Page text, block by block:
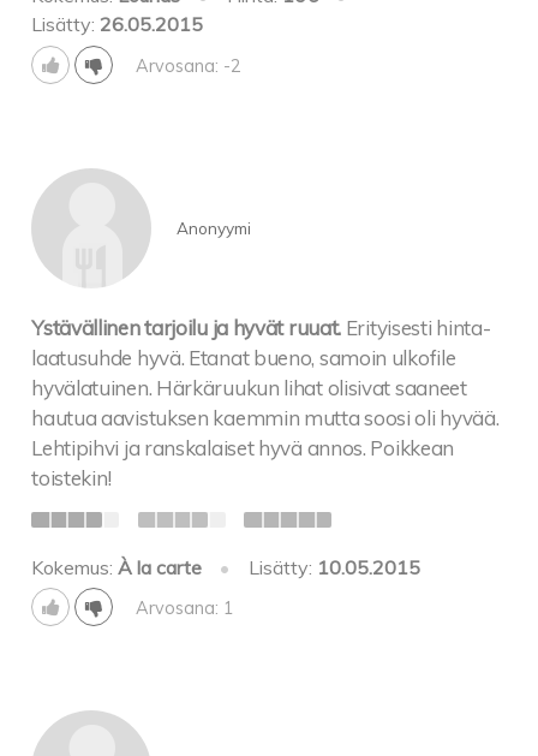
Lisätty: 26.05.2015
Arvosana: -2
Anonyymi
Ystävällinen tarjoilu ja hyvät ruuat. Erityisesti hinta-
laatusuhde hyvä. Etanat bueno, samoin ulkofile
hyvälatuinen. Härkäruukun lihat olisivat saaneet
hautua aavistuksen kaemmin mutta soosi oli hyvää.
Lehtipihvi ja ranskalaiset hyvä annos. Poikkean
toistekin!
Kokemus:À la carte • Lisätty: 10.05.2015
Arvosana: 1